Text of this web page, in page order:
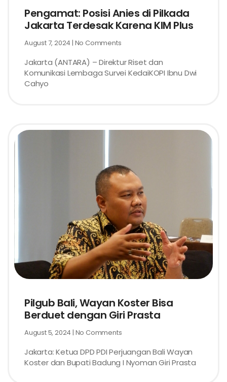
Pengamat: Posisi Anies di Pilkada
Jakarta Terdesak Karena KIM Plus
August 7, 2024 No Comments
Jakarta (ANTARA) – Direktur Riset dan
Komunikasi Lembaga Survei KedaiKOPI Ibnu Dwi
Cahyo
Pilgub Bali, Wayan Koster Bisa
Berduet dengan Giri Prasta
August 5, 2024 No Comments
Jakarta: Ketua DPD PDI Perjuangan Bali Wayan
Koster dan Bupati Badung I Nyoman Giri Prasta